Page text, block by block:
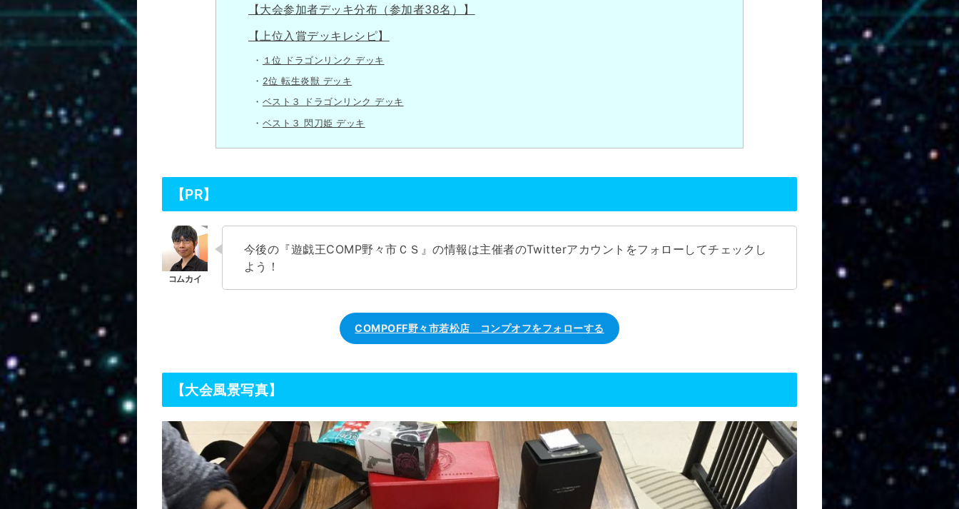
【大会参加者デッキ分布（参加者38名）】
【上位入賞デッキレシピ】
１位 ドラゴンリンク デッキ
2位 転生炎獣 デッキ
ベスト３ ドラゴンリンク デッキ
ベスト３ 閃刀姫 デッキ
【PR】
今後の『遊戯王COMP野々市ＣＳ』の情報は主催者のTwitterアカウントをフォローしてチェックし
よう！
COMPOFF野々市若松店 コンプオフをフォローする
【大会風景写真】